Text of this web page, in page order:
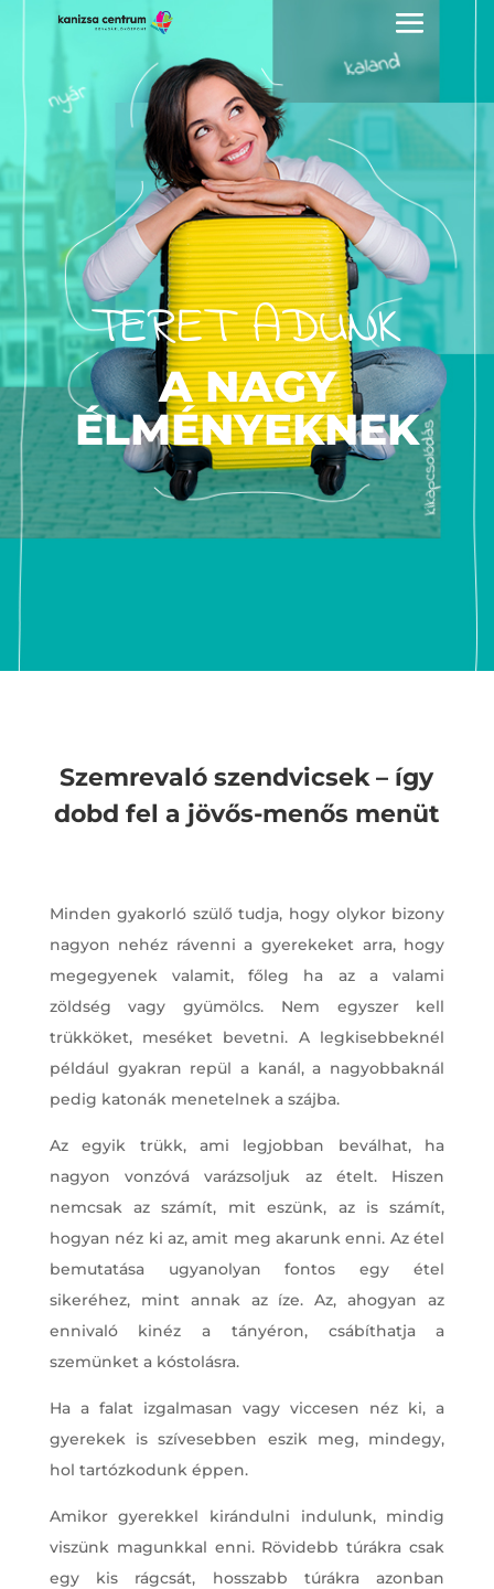
TERET ADUNK
A NAGY
ÉLMÉNYEKNEK
Szemrevaló szendvicsek – így
dobd fel a jövős-menős menüt
Minden gyakorló szülő tudja, hogy olykor bizony
nagyon nehéz rávenni a gyerekeket arra, hogy
megegyenek valamit, főleg ha az a valami
zöldség vagy gyümölcs. Nem egyszer kell
trükköket, meséket bevetni. A legkisebbeknél
például gyakran repül a kanál, a nagyobbaknál
pedig katonák menetelnek a szájba.
Az egyik trükk, ami legjobban beválhat, ha
nagyon vonzóvá varázsoljuk az ételt. Hiszen
nemcsak az számít, mit eszünk, az is számít,
hogyan néz ki az, amit meg akarunk enni. Az étel
bemutatása ugyanolyan fontos egy étel
sikeréhez, mint annak az íze. Az, ahogyan az
ennivaló kinéz a tányéron, csábíthatja a
szemünket a kóstolásra.
Ha a falat izgalmasan vagy viccesen néz ki, a
gyerekek is szívesebben eszik meg, mindegy,
hol tartózkodunk éppen.
Amikor gyerekkel kirándulni indulunk, mindig
viszünk magunkkal enni. Rövidebb túrákra csak
egy kis rágcsát, hosszabb túrákra azonban